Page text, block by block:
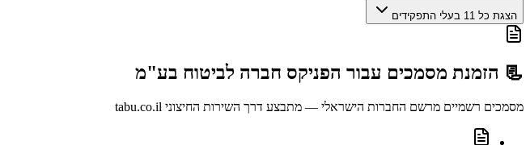
הצגת כל 11 בעלי התפקידים
📃 הזמנת מסמכים עבור הפניקס חברה לביטוח בע"מ
מסמכים רשמיים מרשם החברות הישראלי — מתבצע דרך השירות החיצוני tabu.co.il